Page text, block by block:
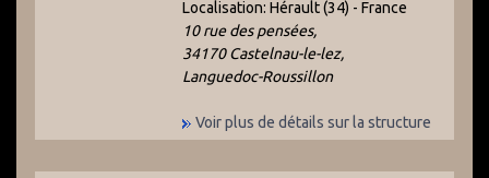
Localisation: Hérault (34) - France
10 rue des pensées,
34170 Castelnau-le-lez,
Languedoc-Roussillon
Voir plus de détails sur la structure